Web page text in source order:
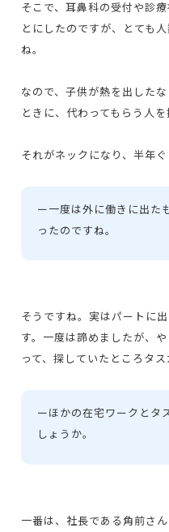
そこで、耳鼻科の受付や診
とにしたのですが、とても
ね。
なので、子供が熱を出した
ときに、代わってもらう人
それがネックになり、半年ぐ
ー一度は外に働きに出た
ったのですね。
そうですね。実はパートに
す。一度は諦めましたが、
って、探していたところタス
ーほかの在宅ワークとタ
しょうか。
一番は、社長である角前さ